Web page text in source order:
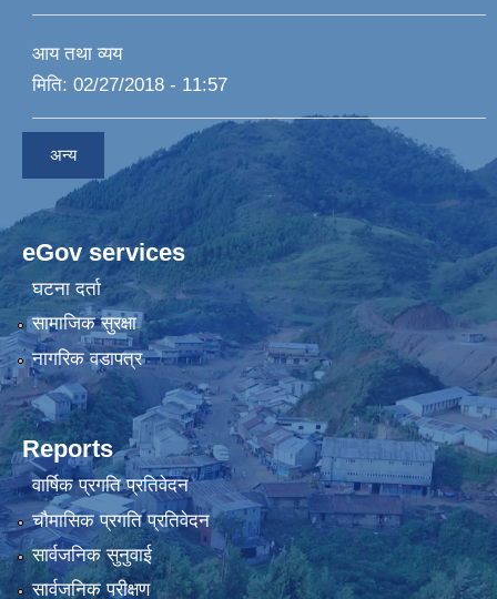
आय तथा व्यय
मिति: 02/27/2018 - 11:57
अन्य
eGov services
घटना दर्ता
सामाजिक सुरक्षा
नागरिक वडापत्र
Reports
वार्षिक प्रगति प्रतिवेदन
चौमासिक प्रगति प्रतिवेदन
सार्वजनिक सुनुवाई
सार्वजनिक परीक्षण